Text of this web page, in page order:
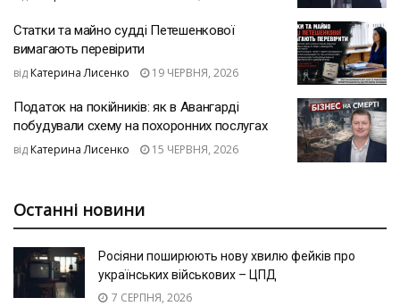
Статки та майно судді Петешенкової
вимагають перевірити
від Катерина Лисенко 19 ЧЕРВНЯ, 2026
Податок на покійників: як в Авангарді
побудували схему на похоронних послугах
від Катерина Лисенко 15 ЧЕРВНЯ, 2026
Останні новини
Росіяни поширюють нову хвилю фейків про
українських військових – ЦПД
7 СЕРПНЯ, 2026